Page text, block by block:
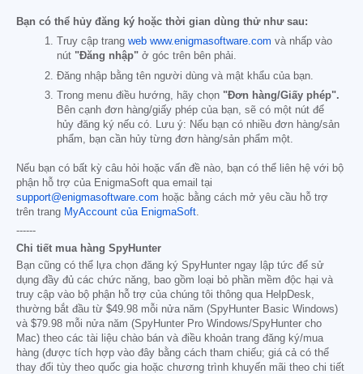
Bạn có thể hủy đăng ký hoặc thời gian dùng thử như sau:
Truy cập trang web www.enigmasoftware.com và nhấp vào
nút "Đăng nhập" ở góc trên bên phải.
Đăng nhập bằng tên người dùng và mật khẩu của bạn.
Trong menu điều hướng, hãy chọn "Đơn hàng/Giấy phép".
Bên cạnh đơn hàng/giấy phép của bạn, sẽ có một nút để
hủy đăng ký nếu có. Lưu ý: Nếu bạn có nhiều đơn hàng/sản
phẩm, bạn cần hủy từng đơn hàng/sản phẩm một.
Nếu bạn có bất kỳ câu hỏi hoặc vấn đề nào, bạn có thể liên hệ với bộ
phận hỗ trợ của EnigmaSoft qua email tại
support@enigmasoftware.com hoặc bằng cách mở yêu cầu hỗ trợ
trên trang MyAccount của EnigmaSoft.
------
Chi tiết mua hàng SpyHunter
Bạn cũng có thể lựa chọn đăng ký SpyHunter ngay lập tức để sử
dụng đầy đủ các chức năng, bao gồm loại bỏ phần mềm độc hại và
truy cập vào bộ phận hỗ trợ của chúng tôi thông qua HelpDesk,
thường bắt đầu từ $49.98 mỗi nửa năm (SpyHunter Basic Windows)
và $79.98 mỗi nửa năm (SpyHunter Pro Windows/SpyHunter cho
Mac) theo các tài liệu chào bán và điều khoản trang đăng ký/mua
hàng (được tích hợp vào đây bằng cách tham chiếu; giá cả có thể
thay đổi tùy theo quốc gia hoặc chương trình khuyến mãi theo chi tiết